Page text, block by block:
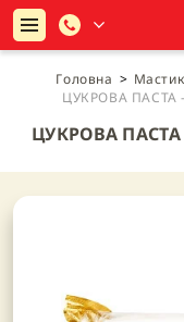
Головна >
ЦУКРОВА
ЦУКРОВА